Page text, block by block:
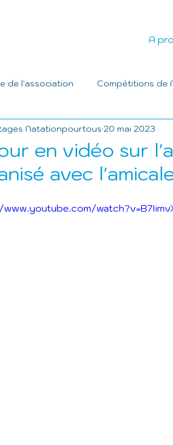
A
de l'association Compétitions de
en vidéo sur
avec
Natationpourtous 20 mai 2023